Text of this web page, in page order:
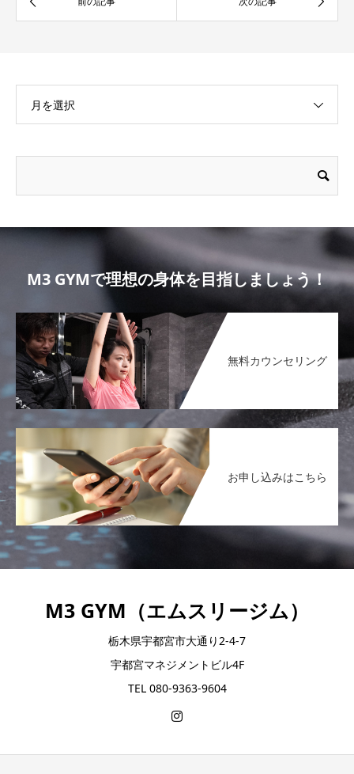
月を選択
M3 GYMで理想の身体を目指しましょう！
無料カウンセリング
お申し込みはこちら
M3 GYM（エムスリージム）
栃木県宇都宮市大通り2-4-7
宇都宮マネジメントビル4F
TEL 080-9363-9604